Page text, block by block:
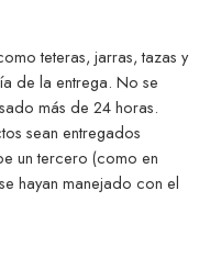
teteras, jarras, tazas y
de la entrega. No se
más de 24 horas.
sean entregados
un tercero (como en
hayan manejado con el